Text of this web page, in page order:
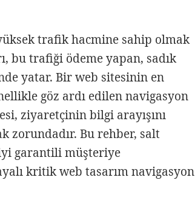
trafik hacmine sahip olmak
bu trafiği ödeme yapan, sadık
yatar. Bir web sitesinin en
göz ardı edilen navigasyon
ziyaretçinin bilgi arayışını
zorundadır. Bu rehber, salt
garantili müşteriye
kritik web tasarım navigasyon